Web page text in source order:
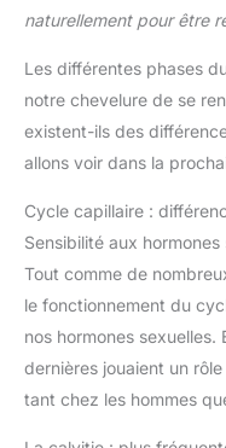
naturellement pour être
Les différentes phases
notre chevelure de se
existent-ils des
allons voir dans la
Cycle capillaire :
Sensibilité aux hormones
Tout comme de
le fonctionnement du
nos hormones
dernières jouaient un
tant chez les hommes